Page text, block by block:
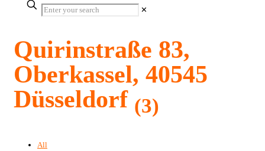
✕
Quirinstraße 83,
Oberkassel, 40545
Düsseldorf (3)
All